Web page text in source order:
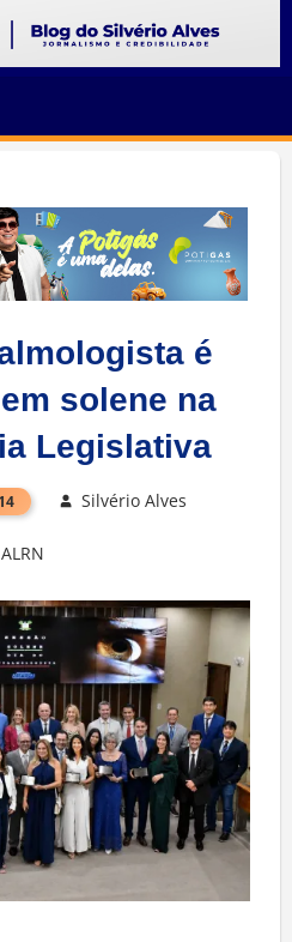
SILVERIO
ALVES
é
solene na
Legislativa
Silvério Alves
ALRN